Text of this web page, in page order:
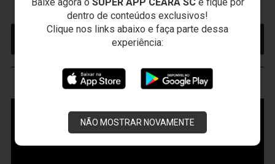
dentro de conteúdos exclusivos!
Clique nos links abaixo e faça parte dessa
experiência:
NÃO MOSTRAR NOVAMENTE
Campeonato Brasileiro • 2º Turno • 21 ª Rodada
MAIS INFORMAÇÕES
COMPRE AQUI SEU
VOZÃOTV